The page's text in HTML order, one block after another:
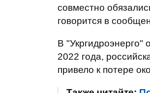
совместно
говорится в
В "Укргидроэнерго"
2022 года,
привело к потере